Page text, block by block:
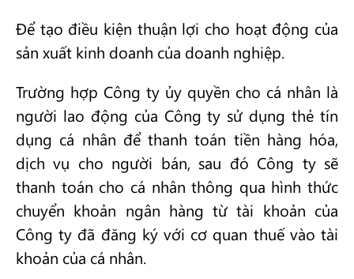
Để tạo điều kiện thuận lợi cho hoạt động của
sản xuất kinh doanh của doanh nghiệp.
Trường hợp Công ty ủy quyền cho cá nhân là
người lao động của Công ty sử dụng thẻ tín
dụng cá nhân để thanh toán tiền hàng hóa,
dịch vụ cho người bán, sau đó Công ty sẽ
thanh toán cho cá nhân thông qua hình thức
chuyển khoản ngân hàng từ tài khoản của
Công ty đã đăng ký với cơ quan thuế vào tài
khoản của cá nhân.